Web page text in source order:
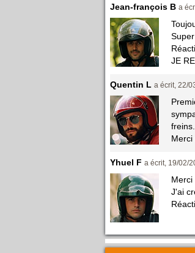
Jean-françois B a
JE
Quentin L a écrit, 22/
Merci
Yhuel F a écrit, 19/02/
Merci
J'ai